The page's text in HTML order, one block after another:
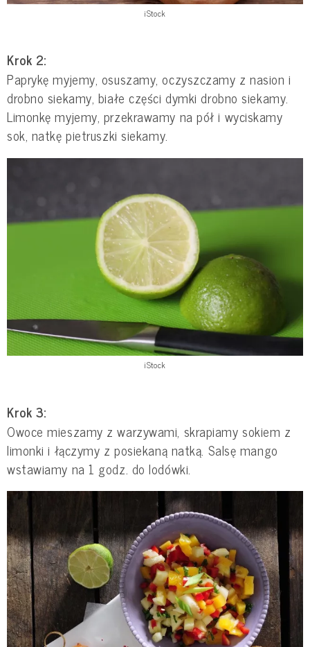
iStock
Krok 2:
Paprykę myjemy, osuszamy, oczyszczamy z nasion i
drobno siekamy, białe części dymki drobno siekamy.
Limonkę myjemy, przekrawamy na pół i wyciskamy
sok, natkę pietruszki siekamy.
iStock
Krok 3:
Owoce mieszamy z warzywami, skrapiamy sokiem z
limonki i łączymy z posiekaną natką. Salsę mango
wstawiamy na 1 godz. do lodówki.